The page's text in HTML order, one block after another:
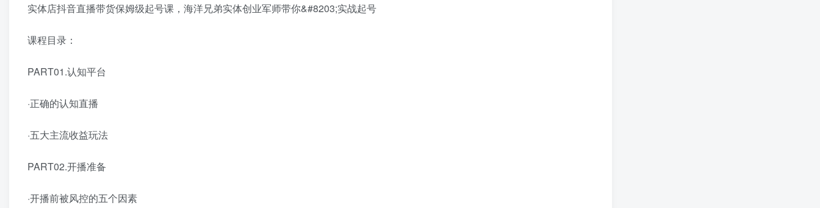
实体店抖音直播带货保姆级起号课，海洋兄弟实体创业军师带你&#8203;实战起号
课程目录：
PART01.认知平台
·正确的认知直播
·五大主流收益玩法
PART02.开播准备
·开播前被风控的五个因素